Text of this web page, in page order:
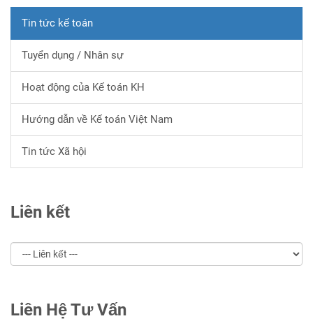
Tin tức kế toán
Tuyển dụng / Nhân sự
Hoạt động của Kế toán KH
Hướng dẫn về Kế toán Việt Nam
Tin tức Xã hội
Liên kết
Liên Hệ Tư Vấn